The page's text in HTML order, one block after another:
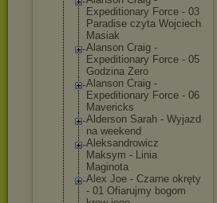
Expeditionary Force - 03
Paradise czyta Wojciech
Masiak
Alanson Craig -
Expeditionary Force - 05
Godzina Zero
Alanson Craig -
Expeditionary Force - 06
Mavericks
Alderson Sarah - Wyjazd
na weekend
Aleksandrowicz
Maksym - Linia
Maginota
Alex Joe - Czarne okręty
- 01 Ofiarujmy bogom